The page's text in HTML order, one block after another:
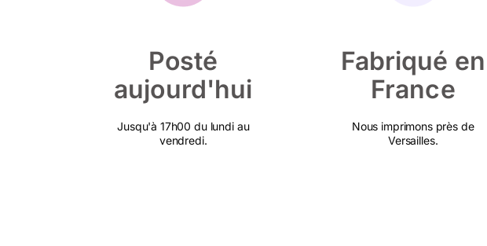
Posté
aujourd'hui
Jusqu'à 17h00 du lundi au
vendredi.
Fabriqué en
France
Nous imprimons près de
Versailles.